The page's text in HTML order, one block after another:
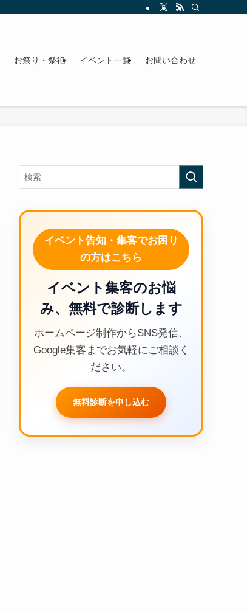
お祭り・祭祀 イベント一覧 お問い合わせ
イベント告知・集客でお困り
の方はこちら
イベント集客のお悩
み、無料で診断します
ホームページ制作からSNS発信、
Google集客までお気軽にご相談く
ださい。
無料診断を申し込む